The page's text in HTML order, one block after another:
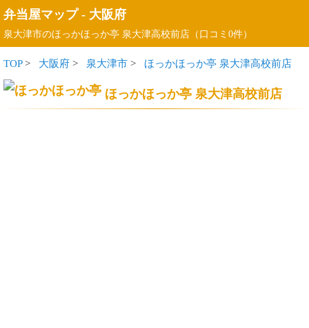
弁当屋マップ- 大阪府
泉大津市のほっかほっか亭 泉大津高校前店（口コミ0件）
TOP> 大阪府 > 泉大津市 > ほっかほっか亭 泉大津高校前店
ほっかほっか亭 泉大津高校前店